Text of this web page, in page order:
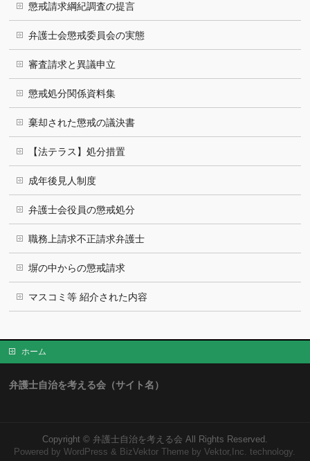
懲戒請求綱紀調査の提言
弁護士会懲戒委員会の実態
審査請求と異議申立
懲戒処分関係資料集
棄却された懲戒の議決書
【法テラス】処分措置
成年後見人制度
弁護士会役員の懲戒処分
職務上請求不正請求弁護士
塀の中からの懲戒請求
マスコミ等 紹介された内容
ホーム
弁護士自治を考える会（サイト名）
Copyright © 弁護士自治を考える会 All Rights Reserved.
Powered byWordPress & BizVektor Theme by Vektor,Inc. technology.